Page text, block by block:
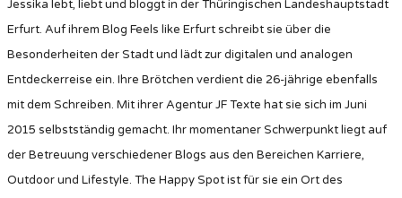
Jessika lebt, liebt und bloggt in der Thüringischen Landeshauptstadt
Erfurt. Auf ihrem Blog Feels like Erfurt schreibt sie über die
Besonderheiten der Stadt und lädt zur digitalen und analogen
Entdeckerreise ein. Ihre Brötchen verdient die 26-jährige ebenfalls
mit dem Schreiben. Mit ihrer Agentur JF Texte hat sie sich im Juni
2015 selbstständig gemacht. Ihr momentaner Schwerpunkt liegt auf
der Betreuung verschiedener Blogs aus den Bereichen Karriere,
Outdoor und Lifestyle. The Happy Spot ist für sie ein Ort des